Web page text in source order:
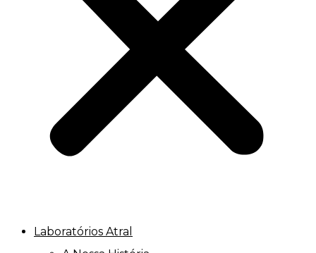
Laboratórios Atral